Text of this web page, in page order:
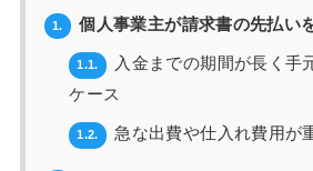
1. 個人事業主が請求書の先払い
1.1.
入金までの期間が長く手
ケース
1.2. 急な出費や仕入れ費用が